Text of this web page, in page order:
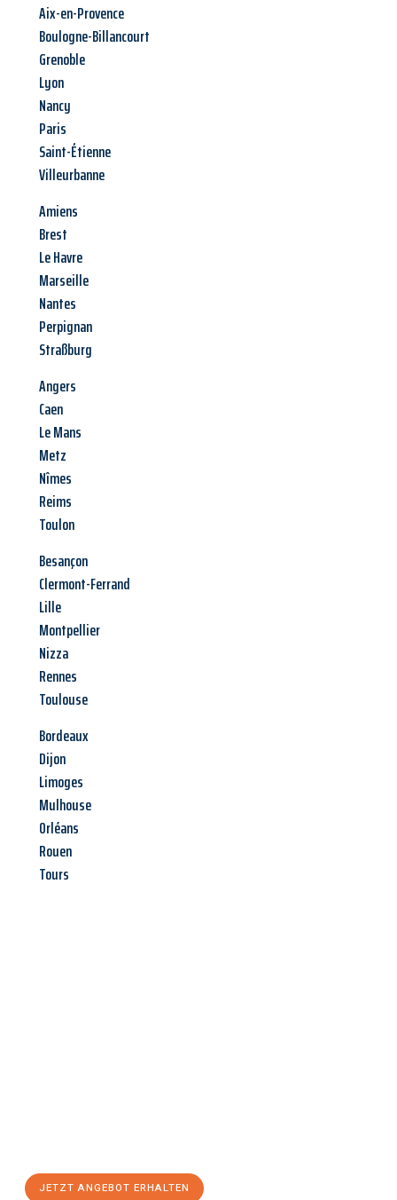
Aix-en-Provence
Boulogne-Billancourt
Grenoble
Lyon
Nancy
Paris
Saint-Étienne
Villeurbanne
Amiens
Brest
Le Havre
Marseille
Nantes
Perpignan
Straßburg
Angers
Caen
Le Mans
Metz
Nîmes
Reims
Toulon
Besançon
Clermont-Ferrand
Lille
Montpellier
Nizza
Rennes
Toulouse
Bordeaux
Dijon
Limoges
Mulhouse
Orléans
Rouen
Tours
JETZT ANGEBOT ERHALTEN